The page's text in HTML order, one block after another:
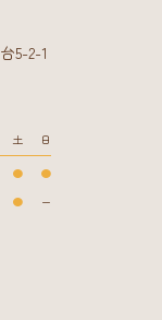
5-2-1
土 日
●
●
● ー